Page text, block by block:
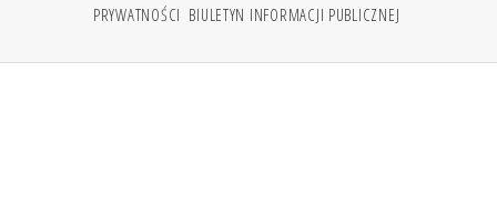
PRYWATNOŚCI BIULETYN INFORMACJI PUBLICZNEJ